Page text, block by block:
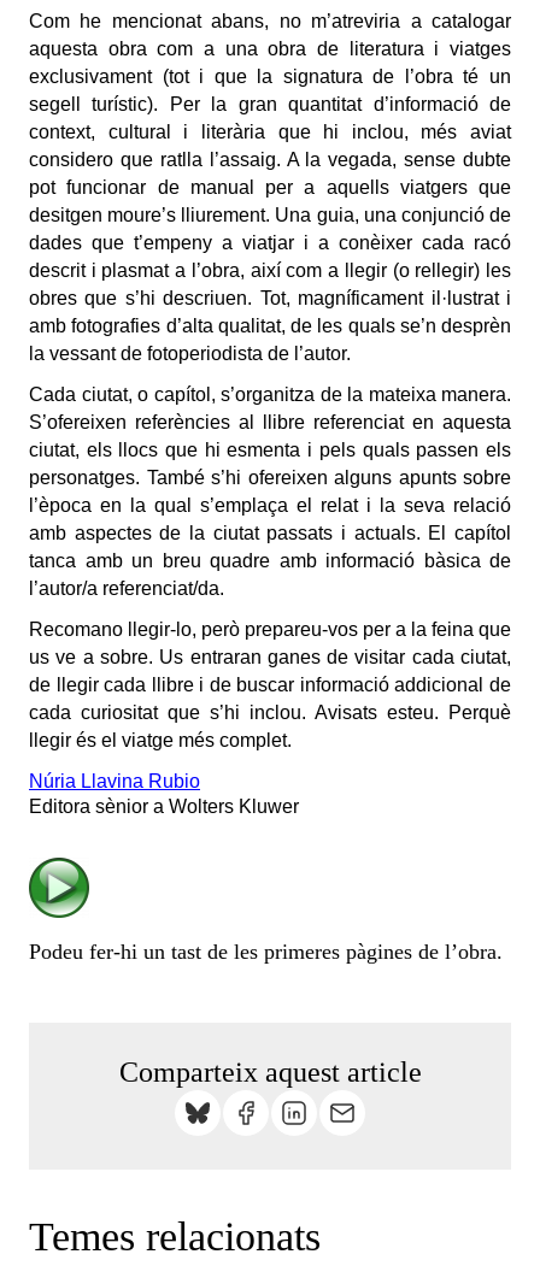
Com he mencionat abans, no m’atreviria a catalogar
aquesta obra com a una obra de literatura i viatges
exclusivament (tot i que la signatura de l’obra té un
segell turístic). Per la gran quantitat d’informació de
context, cultural i literària que hi inclou, més aviat
considero que ratlla l’assaig. A la vegada, sense dubte
pot funcionar de manual per a aquells viatgers que
desitgen moure’s lliurement. Una guia, una conjunció de
dades que t’empeny a viatjar i a conèixer cada racó
descrit i plasmat a l’obra, així com a llegir (o rellegir) les
obres que s’hi descriuen. Tot, magníficament il·lustrat i
amb fotografies d’alta qualitat, de les quals se’n desprèn
la vessant de fotoperiodista de l’autor.
Cada ciutat, o capítol, s’organitza de la mateixa manera.
S’ofereixen referències al llibre referenciat en aquesta
ciutat, els llocs que hi esmenta i pels quals passen els
personatges. També s’hi ofereixen alguns apunts sobre
l’època en la qual s’emplaça el relat i la seva relació
amb aspectes de la ciutat passats i actuals. El capítol
tanca amb un breu quadre amb informació bàsica de
l’autor/a referenciat/da.
Recomano llegir-lo, però prepareu-vos per a la feina que
us ve a sobre. Us entraran ganes de visitar cada ciutat,
de llegir cada llibre i de buscar informació addicional de
cada curiositat que s’hi inclou. Avisats esteu. Perquè
llegir és el viatge més complet.
Núria Llavina Rubio
Editora sènior a Wolters Kluwer
Podeu fer-hi un tast de les primeres pàgines de l’obra.
Comparteix aquest article
Temes relacionats